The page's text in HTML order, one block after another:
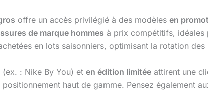
offre un accès privilégié à des modèles en
de marque hommes à prix compétitifs,
en lots saisonniers, optimisant la rotation des
(ex. : Nike By You) et en édition limitée attirent une
haut de gamme. Pensez également